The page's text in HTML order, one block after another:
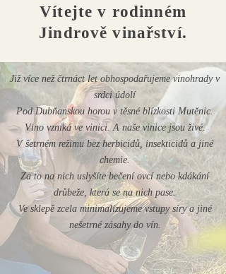
Vítejte v rodinném
Jindrově vinařství.
Již více než čtrnáct let obhospodařujeme vinohrady v
srdci údolí
Pod Dubňanskou horou v těsné blízkosti Mutěnic.
Víno vzniká ve vinici. A naše vinice jsou živé.
V šetrném režimu bez herbicidů, insekticidů a jiné
chemie.
Za to na nich uslyšíte bečení ovcí nebo kdákání
drůbeže, která se na nich pase.
Ve sklepě zcela minimalizujeme vstupy síry a jiné
nešetrné zásahy do vín.